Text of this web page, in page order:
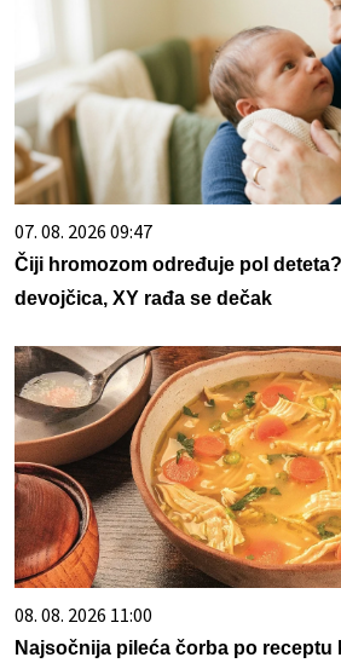
07. 08. 2026 09:47
Čiji hromozom određuje pol
devojčica, XY rađa se dečak
08. 08. 2026 11:00
Najsočnija pileća čorba po receptu